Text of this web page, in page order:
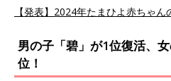
【発表】2024年たまひよ赤ちゃ
男の子「碧」が1位復活、
位！